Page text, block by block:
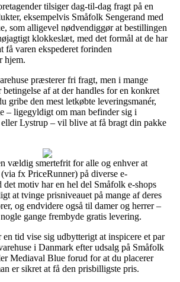
tilsiger dag-til-dag fragt på en
eksempelvis Småfolk Sengerand med
som alligevel nødvendiggør at bestillingen
klokkeslæt, med det formål at de har
få varen ekspederet forinden
hjem.
præsterer fri fragt, men i mange
af at der handles for en konkret
gribe den mest letkøbte leveringsmanér,
– ligegyldigt om man befinder sig i
Lystrup – vil blive at få bragt din pakke
vældig smertefrit for alle og enhver at
fx PriceRunner) på diverse e-
det motiv har en hel del Småfolk e-shops
at tvinge prisniveauet på mange af deres
og endvidere også til damer og herrer –
gange frembyde gratis levering.
tid vise sig udbytterigt at inspicere et par
i Danmark efter udsalg på Småfolk
Mediaval Blue forud for at du placerer
er sikret at få den prisbilligste pris.